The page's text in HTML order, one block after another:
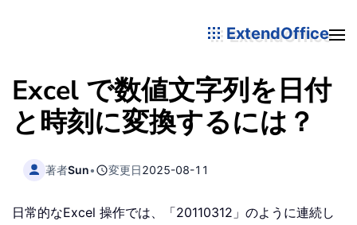
ExtendOffice
Excel で数値文字列を日付
と時刻に変換するには？
著者Sun• 変更日2025-08-11
日常的なExcel 操作では、「20110312」のように連続し